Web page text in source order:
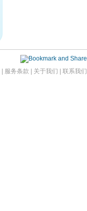
服务条款 关于我们 联系我们